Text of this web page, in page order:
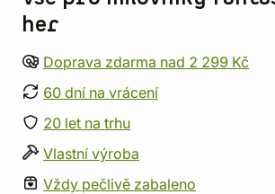
her
Doprava zdarma nad 2 299 Kč
60 dní na vrácení
20 let na trhu
Vlastní výroba
Vždy pečlivě zabaleno